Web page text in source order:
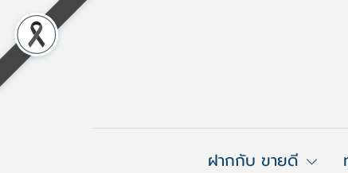
ฝากกับ ขายดี